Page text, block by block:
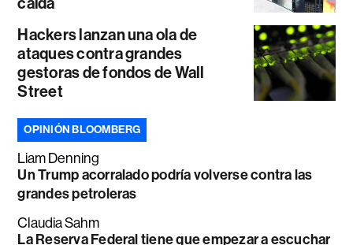
Hackers lanzan una ola de
ataques contra grandes
gestoras de fondos de Wall
Street
OPINIÓN BLOOMBERG
Liam Denning
Un Trump acorralado podría volverse contra las
grandes petroleras
Claudia Sahm
La Reserva Federal tiene que empezar a escuchar